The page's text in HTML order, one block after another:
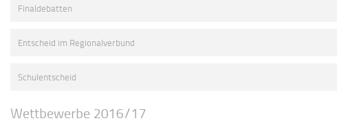
Finaldebatten
Entscheid im Regionalverbund
Schulentscheid
Wettbewerbe 2016/17